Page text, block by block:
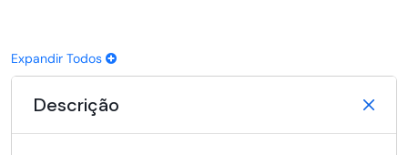
Expandir Todos
Descrição